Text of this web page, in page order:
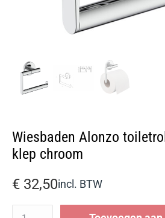
Wiesbaden Alonzo
klep chroom
€ 32,50incl. BTW